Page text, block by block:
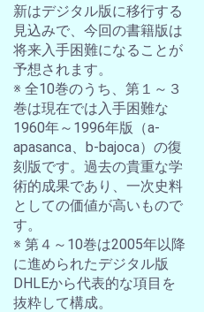
新はデジタル版に移行する
見込みで、今回の書籍版は
将来入手困難になることが
予想されます。
※ 全10巻のうち、第１～３
巻は現在では入手困難な
1960年～1996年版（a-
apasanca、b-bajoca）の復
刻版です。過去の貴重な学
術的成果であり、一次史料
としての価値が高いもので
す。
※ 第４～10巻は2005年以降
に進められたデジタル版
DHLEから代表的な項目を
抜粋して構成。